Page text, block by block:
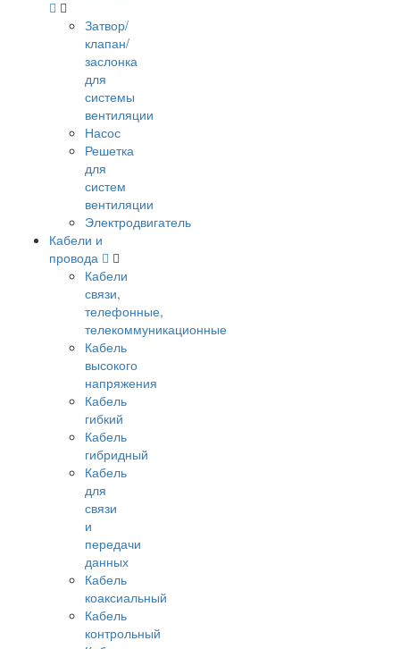
Затвор/
клапан/
заслонка
для
системы
вентиляции
Насос
Решетка
для
систем
вентиляции
Электродвигатель
Кабели и
провода
Кабели
связи,
телефонные,
телекоммуникационные
Кабель
высокого
напряжения
Кабель
гибкий
Кабель
гибридный
Кабель
для
связи
и
передачи
данных
Кабель
коаксиальный
Кабель
контрольный